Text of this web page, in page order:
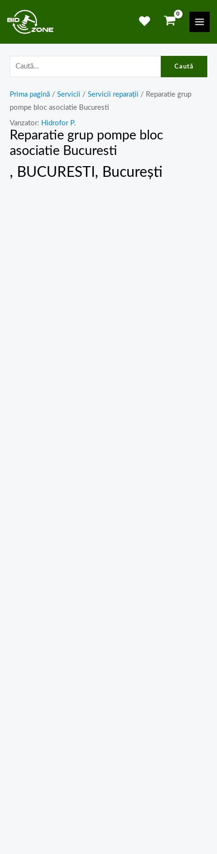
content
Caută
Prima pagină / Servicii / Servicii reparații / Reparatie grup
pompe bloc asociatie Bucuresti
Vanzator: Hidrofor P.
Reparatie grup pompe bloc
asociatie Bucuresti
, BUCURESTI, București